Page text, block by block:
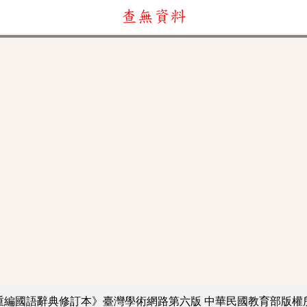
查無資料
編國語辭典修訂本》臺灣學術網路第六版 中華民國教育部版權